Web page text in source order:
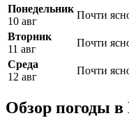
Понедельник
10 авг
Почти
Вторник
11 авг
Почти
Среда
12 авг
Почти
Обзор погоды в